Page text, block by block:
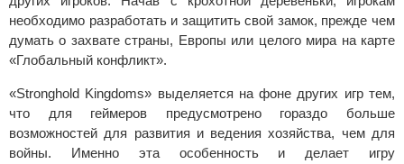
необходимо разработать и защитить свой замок, прежде чем
думать о захвате страны, Европы или целого мира на карте
«Глобальный конфликт».
«Stronghold Kingdoms» выделяется на фоне других игр тем,
что для геймеров предусмотрено гораздо больше
возможностей для развития и ведения хозяйства, чем для
войны. Именно эта особенность и делает игру